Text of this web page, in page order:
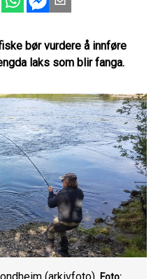
bør vurdere å innføre
laks som blir fanga.